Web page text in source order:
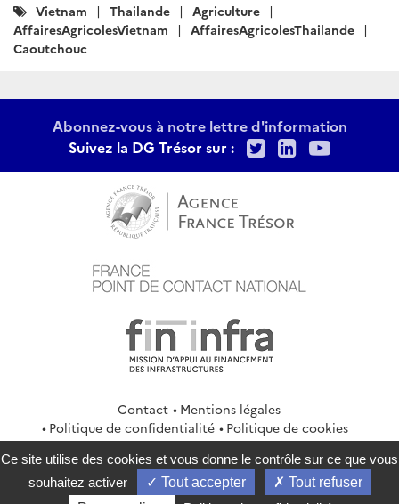
Catégories
:
Vietnam Thailande
Agriculture
AffairesAgricolesVietnam
AffairesAgricolesThailande
Caoutchouc
Abonnez-vous à notre lettre d'information
Suivez la DG Trésor sur :
TwitterLinkedIn
Contact
Mentions légales
Politique de confidentialité
Politique de cookies
Gestion des cookies
Flux RSS
service-public.gouv.fr
legifrance.gouv.fr
info.gouv.fr
data.gouv.fr
Ce site utilise des cookies et vous donne le contrôle sur ce que vous
souhaitez activer
Tout accepter
Tout refuser